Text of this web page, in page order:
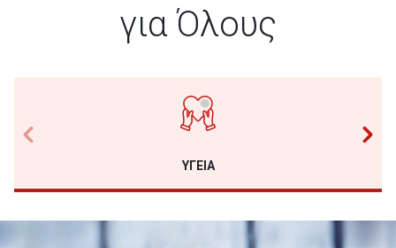
για Όλους
ΥΓΕΙΑ